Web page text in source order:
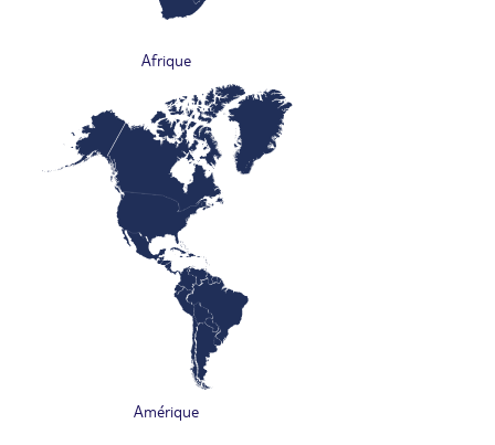
Afrique
Amérique